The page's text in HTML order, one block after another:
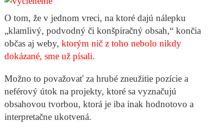
O tom, že v jednom vreci, na ktoré dajú nálepku
„klamlivý, podvodný či konšpiračný obsah,“ končia
občas aj weby, ktorým nič z toho nebolo nikdy
dokázané, sme už písali.
Možno to považovať za hrubé zneužitie pozície a
neférový útok na projekty, ktoré sa vyznačujú
obsahovou tvorbou, ktorá je iba inak hodnotovo a
interpretačne ukotvená.